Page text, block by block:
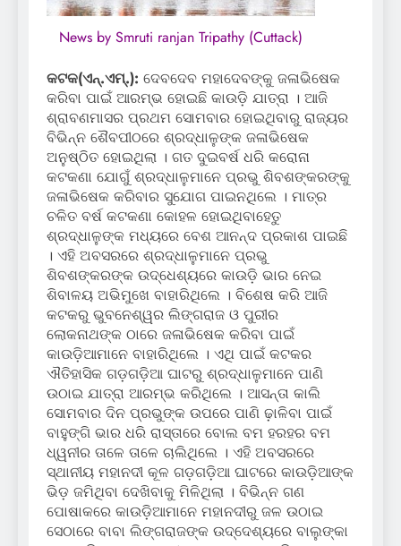
News by Smruti ranjan Tripathy (Cuttack)
କଟକ(ଏନ୍‍.ଏମ୍‍.): ଦେବଦେବ ମହାଦେବଙ୍କୁ ଜଳାଭିଷେକ
କରିବା ପାଇଁ ଆରମ୍ଭ ହୋଇଛି କାଉଡ଼ି ଯାତ୍ରା । ଆଜି
ଶ୍ରାବଣମାସର ପ୍ରଥମ ସୋମବାର ହୋଇଥିବାରୁ ରାଜ୍ୟର
ବିଭିନ୍ନ ଶୈବପୀଠରେ ଶ୍ରଦ୍ଧାଳୁଙ୍କ ଜଳାଭିଷେକ
ଅନୁଷ୍ଠିତ ହୋଇଥିଲା । ଗତ ଦୁଇବର୍ଷ ଧରି କରୋନା
କଟକଣା ଯୋଗୁଁ ଶ୍ରଦ୍ଧାଳୁମାନେ ପ୍ରଭୁ ଶିବଶଙ୍କରଙ୍କୁ
ଜଳାଭିଷେକ କରିବାର ସୁଯୋଗ ପାଇନଥିଲେ । ମାତ୍ର
ଚଳିତ ବର୍ଷ କଟକଣା କୋହଳ ହୋଇଥିବାହେତୁ
ଶ୍ରଦ୍ଧାଳୁଙ୍କ ମଧ୍ୟରେ ବେଶ ଆନନ୍ଦ ପ୍ରକାଶ ପାଇଛି
। ଏହି ଅବସରରେ ଶ୍ରଦ୍ଧାଳୁମାନେ ପ୍ରଭୁ
ଶିବଶଙ୍କରଙ୍କ ଉଦ୍ଧେଶ୍ୟରେ କାଉଡ଼ି ଭାର ନେଇ
ଶିବାଳୟ ଅଭିମୁଖେ ବାହାରିଥିଲେ । ବିଶେଷ କରି ଆଜି
କଟକରୁ ଭୁବନେଶ୍ୱର ଲିଙ୍ଗରାଜ ଓ ପୁରୀର
ଲୋକନାଥଙ୍କ ଠାରେ ଜଳାଭିଷେକ କରିବା ପାଇଁ
କାଉଡ଼ିଆମାନେ ବାହାରିଥିଲେ । ଏଥି ପାଇଁ କଟକର
ଐତିହାସିକ ଗଡ଼ଗଡ଼ିଆ ଘାଟରୁ ଶ୍ରଦ୍ଧାଳୁମାନେ ପାଣି
ଉଠାଇ ଯାତ୍ରା ଆରମ୍ଭ କରିଥିଲେ । ଆସନ୍ତା କାଲି
ସୋମବାର ଦିନ ପ୍ରଭୁଙ୍କ ଉପରେ ପାଣି ଢ଼ାଳିବା ପାଇଁ
ବାହୁଙ୍ଗି ଭାର ଧରି ରାସ୍ତାରେ ବୋଲ ବମ ହରହର ବମ
ଧ୍ୱନୀର ତାଳେ ତାଳେ ଚାଲିଥିଲେ । ଏହି ଅବସରରେ
ସ୍ଥାନୀୟ ମହାନଦୀ କୂଳ ଗଡ଼ଗଡ଼ିଆ ଘାଟରେ କାଉଡ଼ିଆଙ୍କ
ଭିଡ଼ ଜମିଥିବା ଦେଖିବାକୁ ମିଳିଥିଲା । ବିଭିନ୍ନ ଗଣ
ପୋଷାକରେ କାଉଡ଼ିଆମାନେ ମହାନଦୀରୁ ଜଳ ଉଠାଇ
ସେଠାରେ ବାବା ଲିଙ୍ଗରାଜଙ୍କ ଉଦ୍ଦେଶ୍ୟରେ ବାଲୁଙ୍କା